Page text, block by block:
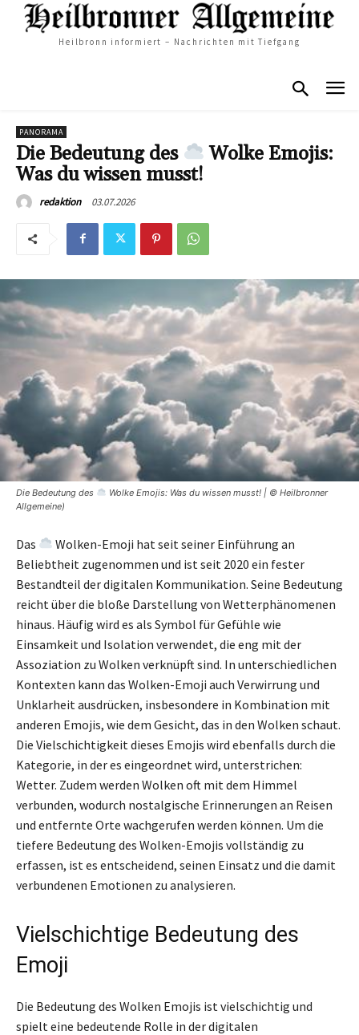
Heilbronn informiert – Nachrichten mit Tiefgang
PANORAMA
Die Bedeutung des
Wolke Emojis:
Was du wissen musst!
redaktion 03.07.2026
Die Bedeutung des
Wolke Emojis: Was du wissen musst! | © Heilbronner
Allgemeine)
Das
Wolken-Emoji hat seit seiner Einführung an
Beliebtheit zugenommen und ist seit 2020 ein fester
Bestandteil der digitalen Kommunikation. Seine Bedeutung
reicht über die bloße Darstellung von Wetterphänomenen
hinaus. Häufig wird es als Symbol für Gefühle wie
Einsamkeit und Isolation verwendet, die eng mit der
Assoziation zu Wolken verknüpft sind. In unterschiedlichen
Kontexten kann das Wolken-Emoji auch Verwirrung und
Unklarheit ausdrücken, insbesondere in Kombination mit
anderen Emojis, wie dem Gesicht, das in den Wolken schaut.
Die Vielschichtigkeit dieses Emojis wird ebenfalls durch die
Kategorie, in der es eingeordnet wird, unterstrichen:
Wetter. Zudem werden Wolken oft mit dem Himmel
verbunden, wodurch nostalgische Erinnerungen an Reisen
und entfernte Orte wachgerufen werden können. Um die
tiefere Bedeutung des Wolken-Emojis vollständig zu
erfassen, ist es entscheidend, seinen Einsatz und die damit
verbundenen Emotionen zu analysieren.
Vielschichtige Bedeutung des
Emoji
Die Bedeutung des Wolken Emojis ist vielschichtig und
spielt eine bedeutende Rolle in der digitalen